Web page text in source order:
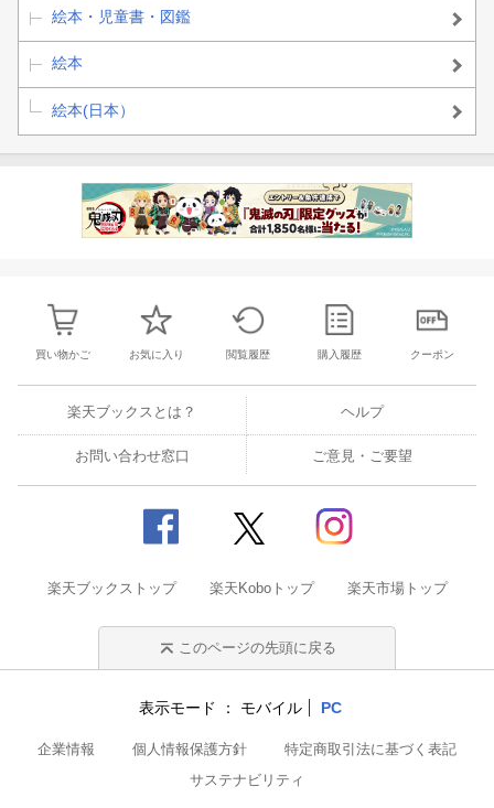
絵本・児童書・図鑑
絵本
絵本(日本）
買い物かご お気に入り 閲覧履歴 購入履歴 クーポン
楽天ブックスとは？ ヘルプ
お問い合わせ窓口 ご意見・ご要望
楽天ブックストップ 楽天Koboトップ 楽天市場トップ
このページの先頭に戻る
表示モード モバイル PC
企業情報 個人情報保護方針
特定商取引法に基づく表記
サステナビリティ